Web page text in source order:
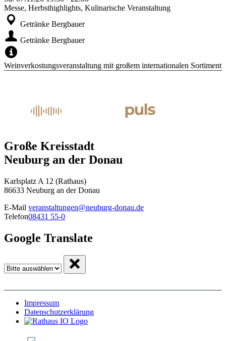
Messe, Herbsthighlights, Kulinarische Veranstaltung
Getränke Bergbauer
Getränke Bergbauer
Weinverkostungsveranstaltung mit großem internationalen Sortiment
Große Kreisstadt
Neuburg an der Donau
Karlsplatz A 12 (Rathaus)
86633 Neuburg an der Donau
E-Mail veranstaltungen@neuburg-donau.de
Telefon08431 55-0
Google Translate
Impressum
Datenschutzerklärung